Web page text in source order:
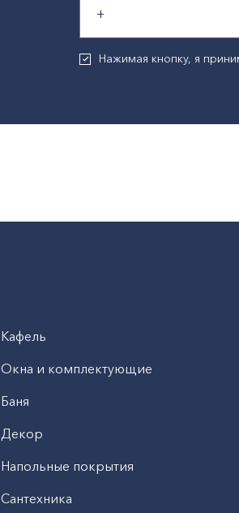
Нажимая кнопку, я
Кафель
Окна и комплектующие
Баня
Декор
Напольные покрытия
Сантехника